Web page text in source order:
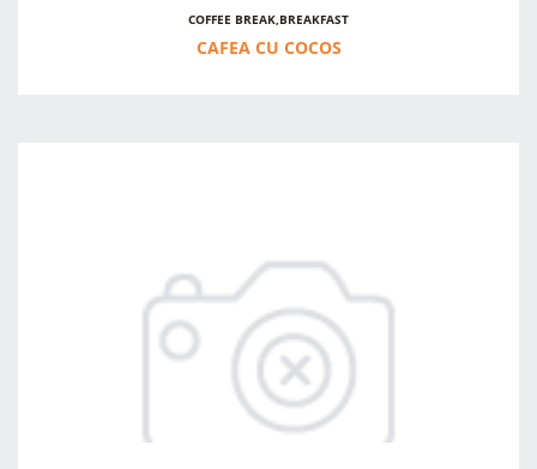
COFFEE BREAK,BREAKFAST
CAFEA CU COCOS